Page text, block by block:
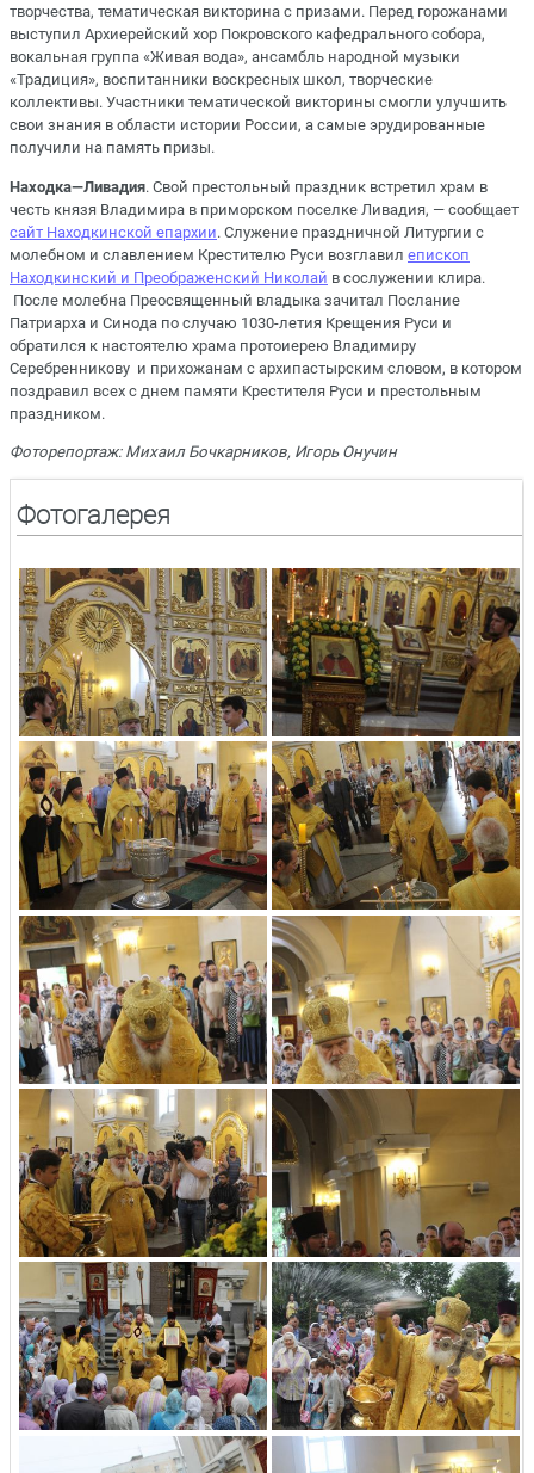
творчества, тематическая викторина с призами. Перед горожанами
выступил Архиерейский хор Покровского кафедрального собора,
вокальная группа «Живая вода», ансамбль народной музыки
«Традиция», воспитанники воскресных школ, творческие
коллективы. Участники тематической викторины смогли улучшить
свои знания в области истории России, а самые эрудированные
получили на память призы.
Находка—Ливадия. Свой престольный праздник встретил храм в
честь князя Владимира в приморском поселке Ливадия, — сообщает
сайт Находкинской епархии. Служение праздничной Литургии с
молебном и славлением Крестителю Руси возглавил епископ
Находкинский и Преображенский Николай в сослужении клира.
После молебна Преосвященный владыка зачитал Послание
Патриарха и Синода по случаю 1030-летия Крещения Руси и
обратился к настоятелю храма протоиерею Владимиру
Серебренникову и прихожанам с архипастырским словом, в котором
поздравил всех с днем памяти Крестителя Руси и престольным
праздником.
Фоторепортаж: Михаил Бочкарников, Игорь Онучин
Фотогалерея